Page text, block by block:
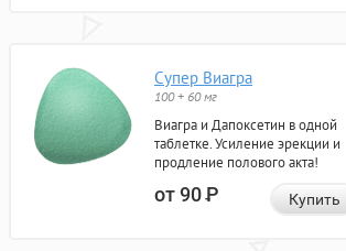
Супер Виагра
100 + 60 мг
Виагра и Дапоксетин в одной
таблетке. Усиление эрекции и
продление полового акта!
от 90Р Купить